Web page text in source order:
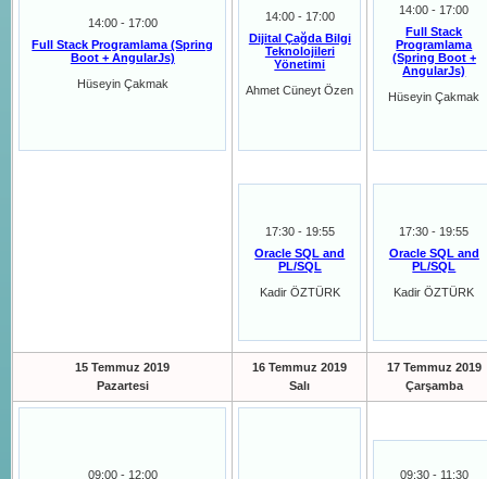
14:00 - 17:00
Full Stack Programlama (Spring
Boot + AngularJs)
Hüseyin Çakmak
14:00 - 17:00
Dijital Çağda Bilgi
Teknolojileri
Yönetimi
Ahmet Cüneyt Özen
17:30 - 19:55
Oracle SQL and
PL/SQL
Kadir ÖZTÜRK
14:00 - 17:00
Full Stack
Programlama
(Spring Boot +
AngularJs)
Hüseyin Çakmak
17:30 - 19:55
Oracle SQL and
PL/SQL
Kadir ÖZTÜRK
15 Temmuz 2019
Pazartesi
16 Temmuz 2019
Salı
17 Temmuz 2019
Çarşamba
09:00 - 12:00 09:30 - 11:30